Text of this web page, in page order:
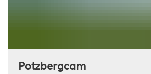
Potzbergcam